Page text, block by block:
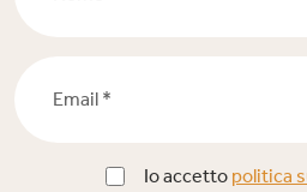
Io accetto politica